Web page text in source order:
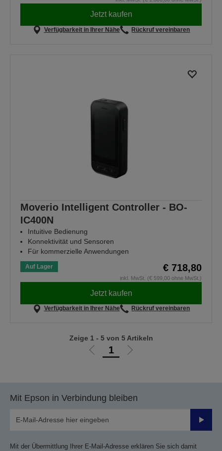
Jetzt kaufen
Verfügbarkeit in Ihrer Nähe Rückruf vereinbaren
Moverio Intelligent Controller - BO-
IC400N
Intuitive Bedienung
Konnektivität und Sensoren
Für kommerzielle Anwendungen
Auf Lager € 718,80
inkl. MwSt. (€ 599,00 ohne MwSt.)
Jetzt kaufen
Verfügbarkeit in Ihrer Nähe Rückruf vereinbaren
Zur
1
Zur
Zeige 1 - 5 von 5 Artikeln
Mit Epson in Verbindung bleiben
Mit der Übermittlung Ihrer E-Mail-Adresse erklären Sie sich damit